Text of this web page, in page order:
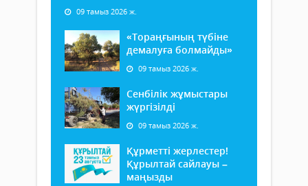
09 тамыз 2026 ж.
«Тораңғының түбіне
демалуға болмайды»
09 тамыз 2026 ж.
Сенбілік жұмыстары
жүргізілді
09 тамыз 2026 ж.
Құрметті жерлестер!
Құрылтай сайлауы –
маңызды